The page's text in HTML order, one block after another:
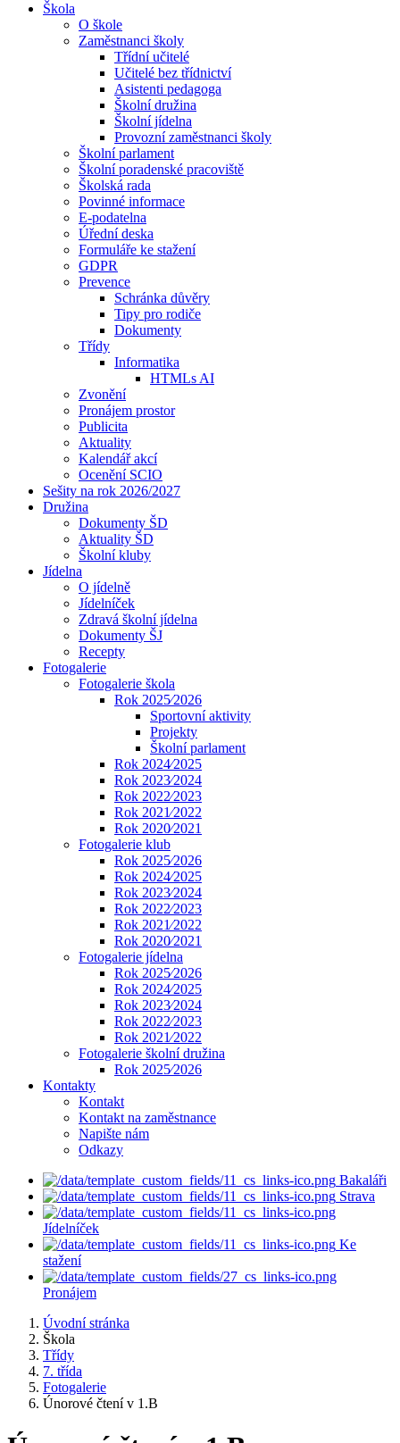
Škola
O škole
Zaměstnanci školy
Třídní učitelé
Učitelé bez třídnictví
Asistenti pedagoga
Školní družina
Školní jídelna
Provozní zaměstnanci školy
Školní parlament
Školní poradenské pracoviště
Školská rada
Povinné informace
E-podatelna
Úřední deska
Formuláře ke stažení
GDPR
Prevence
Schránka důvěry
Tipy pro rodiče
Dokumenty
Třídy
Informatika
HTMLs AI
Zvonění
Pronájem prostor
Publicita
Aktuality
Kalendář akcí
Ocenění SCIO
Sešity na rok 2026/2027
Družina
Dokumenty ŠD
Aktuality ŠD
Školní kluby
Jídelna
O jídelně
Jídelníček
Zdravá školní jídelna
Dokumenty ŠJ
Recepty
Fotogalerie
Fotogalerie škola
Rok 2025⁄2026
Sportovní aktivity
Projekty
Školní parlament
Rok 2024⁄2025
Rok 2023⁄2024
Rok 2022⁄2023
Rok 2021⁄2022
Rok 2020⁄2021
Fotogalerie klub
Rok 2025⁄2026
Rok 2024⁄2025
Rok 2023⁄2024
Rok 2022⁄2023
Rok 2021⁄2022
Rok 2020⁄2021
Fotogalerie jídelna
Rok 2025⁄2026
Rok 2024⁄2025
Rok 2023⁄2024
Rok 2022⁄2023
Rok 2021⁄2022
Fotogalerie školní družina
Rok 2025⁄2026
Kontakty
Kontakt
Kontakt na zaměstnance
Napište nám
Odkazy
Bakaláři
Strava
Jídelníček
Ke
stažení
Pronájem
Úvodní stránka
Škola
Třídy
7. třída
Fotogalerie
Únorové čtení v 1.B